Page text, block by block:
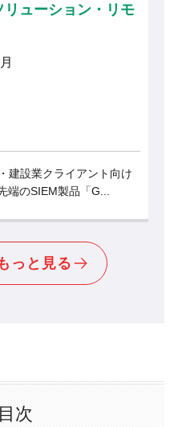
・リモ
ント向け
「G...
ート併用
作業内容：
っと見る
目次